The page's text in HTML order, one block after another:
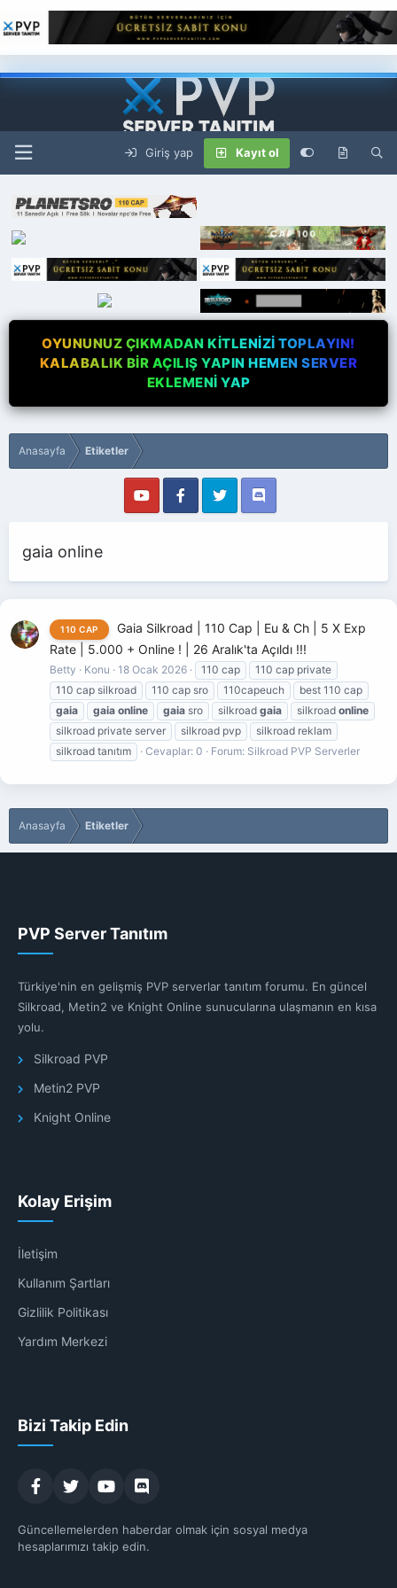
Giriş yap Kayıt ol
OYUNUNUZ ÇIKMADAN KİTLENİZİ TOPLAYIN!
KALABALIK BİR AÇILIŞ YAPIN HEMEN SERVER
EKLEMENİ YAP
Anasayfa Etiketler
gaia online
110 CAP
Gaia Silkroad | 110 Cap | Eu & Ch | 5 X Exp
Rate | 5.000 + Online ! | 26 Aralık'ta Açıldı !!!
Betty Konu 18 Ocak 2026 110 cap
110 cap private
110 cap silkroad
110 cap sro 110capeuch
best 110 cap
gaia
gaia online gaia sro silkroad gaia silkroad online
silkroad private server
silkroad pvp
silkroad reklam
silkroad tanıtım
Cevaplar: 0 Forum: Silkroad PVP Serverler
Anasayfa Etiketler
PVP Server Tanıtım
Türkiye'nin en gelişmiş PVP serverlar tanıtım forumu. En güncel
Silkroad, Metin2 ve Knight Online sunucularına ulaşmanın en kısa
yolu.
Silkroad PVP
Metin2 PVP
Knight Online
Kolay Erişim
İletişim
Kullanım Şartları
Gizlilik Politikası
Yardım Merkezi
Bizi Takip Edin
Güncellemelerden haberdar olmak için sosyal medya
hesaplarımızı takip edin.